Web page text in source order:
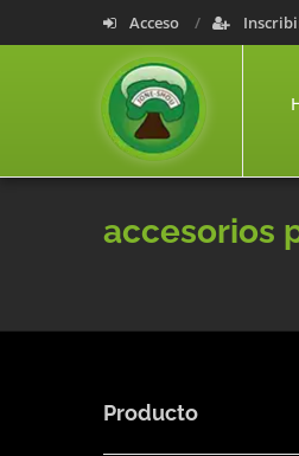
Acceso
accesorios
Producto